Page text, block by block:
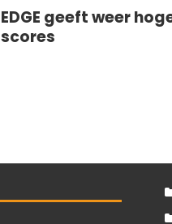
EDGE geeft weer
scores